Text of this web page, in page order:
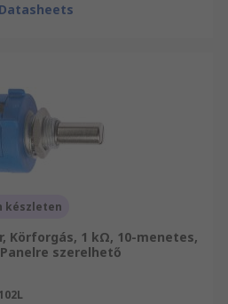
Datasheets
készleten
Körforgás, 1 kΩ, 10-menetes,
szerelhető